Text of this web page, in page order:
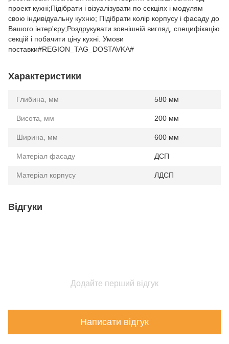
проект кухні;Підібрати і візуалізувати по секціях і модулям
свою індивідуальну кухню; Підібрати колір корпусу і фасаду до
Вашого інтер'єру;Роздрукувати зовнішній вигляд, специфікацію
секцій і побачити ціну кухні. Умови
поставки#REGION_TAG_DOSTAVKA#
Характеристики
Глибина, мм 580 мм
Висота, мм 200 мм
Ширина, мм 600 мм
Матеріал фасаду ДСП
Матеріал корпусу ЛДСП
Відгуки
Додайте перший відгук
Написати відгук